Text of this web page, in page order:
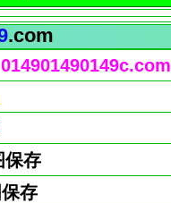
.com
014901490149c.com
保存
存